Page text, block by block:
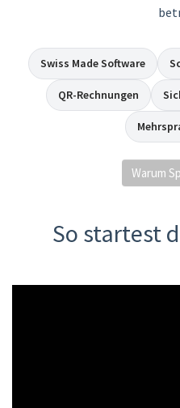
Swiss Made Software
QR-Rechnungen
Warum
So startest